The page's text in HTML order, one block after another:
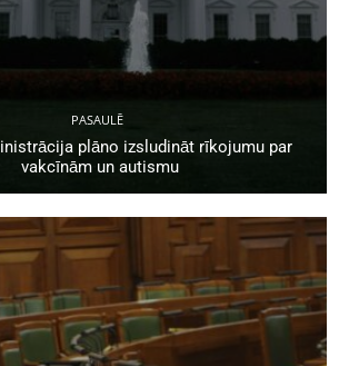
PASAULĒ
plāno izsludināt rīkojumu par
vakcīnām un autismu